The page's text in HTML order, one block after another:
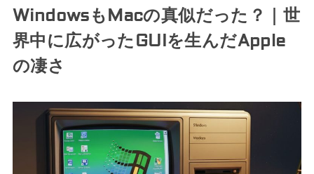
WindowsもMacの真似だった？｜世
界中に広がったGUIを生んだApple
の凄さ